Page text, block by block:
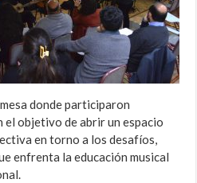
donde participaron
el objetivo de abrir un espacio
en torno a los desafíos,
enfrenta la educación musical